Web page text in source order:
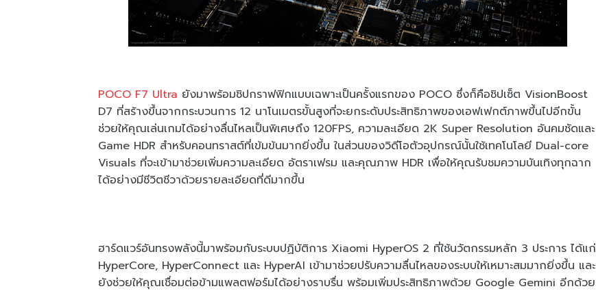
POCO F7 Ultra ยังมาพร้อมชิปกราฟฟิกแบบเฉพาะเป็นครั้งแรกของ POCO ซึ่งก็คือชิปเซ็ต VisionBoost
D7 ที่สร้างขึ้นจากกระบวนการ 12 นาโนเมตรขั้นสูงที่จะยกระดับประสิทธิภาพของเอฟเฟกต์ภาพขึ้นไปอีกขั้น
ช่วยให้คุณเล่นเกมได้อย่างลื่นไหลเป็นพิเศษถึง 120FPS, ความละเอียด 2K Super Resolution อันคมชัดและ
Game HDR สำหรับคอนทราสต์ที่เข้มข้นมากยิ่งขึ้น ในส่วนของวิดีโอตัวอุปกรณ์นั้นใช้เทคโนโลยี Dual-core
Visuals ที่จะเข้ามาช่วยเพิ่มความละเอียด อัตราเฟรม และคุณภาพ HDR เพื่อให้คุณรับชมความบันเทิงทุกฉาก
ได้อย่างมีชีวิตชีวาด้วยรายละเอียดที่ดีมากขึ้น
ฮาร์ดแวร์อันทรงพลังนี้มาพร้อมกับระบบปฏิบัติการ Xiaomi HyperOS 2 ที่ใช้นวัตกรรมหลัก 3 ประการ ได้แก่
HyperCore, HyperConnect และ HyperAI เข้ามาช่วยปรับความลื่นไหลของระบบให้เหมาะสมมากยิ่งขึ้น และ
ยังช่วยให้คุณเชื่อมต่อข้ามแพลตฟอร์มได้อย่างราบรื่น พร้อมเพิ่มประสิทธิภาพด้วย Google Gemini อีกด้วย